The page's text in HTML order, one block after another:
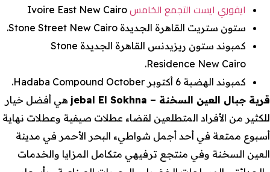
ايفوري ايست التجمع الخامس
ستون ستريت القاهرة الجديدة Stone Street New Cairo.
كمبوند ستون ريزيدنس القاهرة الجديدة Stone
Residence New Cairo.
كمبوند الهضبة 6 أكتوبر Hadaba Compound October.
قرية جبال العين السخنة – jebal El Sokhna
هي أفضل خيار
للكثير من الأفراد المتطلعين لقضاء عطلات صيفية وعطلات نهاية
أسبوع ممتعة في أحد أجمل شواطيء البحر الأحمر في مدينة
العين السخنة وفي منتجع ترفيهي متكامل المزايا والخدمات